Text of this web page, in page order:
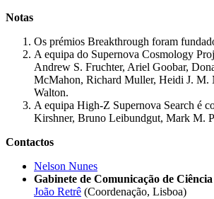
Notas
Os prémios Breakthrough foram
A equipa do Supernova Cosmology
Andrew S. Fruchter, Ariel Goobar,
McMahon, Richard Muller, Heidi J. M.
Walton.
A equipa High-Z Supernova Search é
Kirshner, Bruno Leibundgut, Mark M.
Contactos
Nelson Nunes
Gabinete de Comunicação de Ciência
João Retrê (Coordenação, Lisboa)